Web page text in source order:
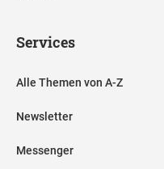
Services
Alle Themen von A-Z
Newsletter
Messenger